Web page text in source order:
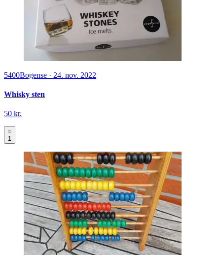
5400Bogense · 24. nov. 2022
Whisky sten
50 kr.
1